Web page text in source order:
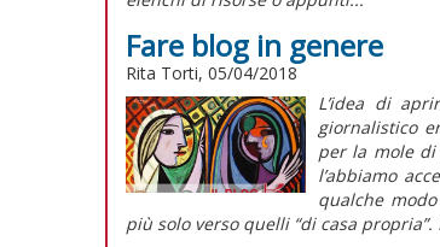
Fare blog in genere
Rita Torti, 05/04/2018
L’idea di
giornalistico
per la mole di
l’abbiamo
qualche
più solo verso quelli “di casa